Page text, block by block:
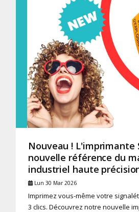
Nouveau ! L'imprimante
nouvelle référence du
industriel haute
Lun 30 Mar 2026
Imprimez vous-même votre
3 clics. Découvrez notre nouvelle